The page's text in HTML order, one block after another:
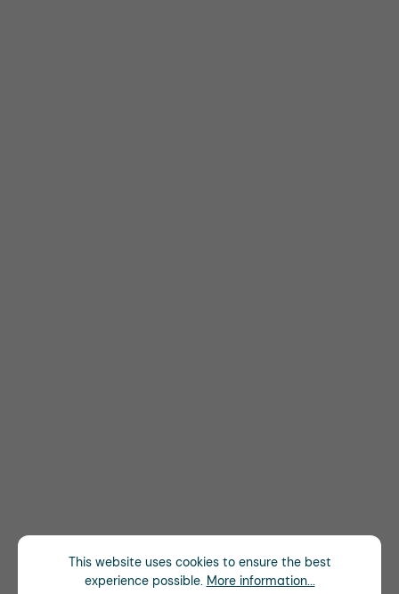
This website uses cookies to ensure the best
experience possible. More information...